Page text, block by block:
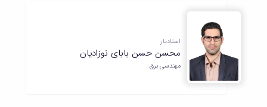
آئین
نامه
های
استادیار
محسن حسن بابای نوزادیان
مهندسی برق